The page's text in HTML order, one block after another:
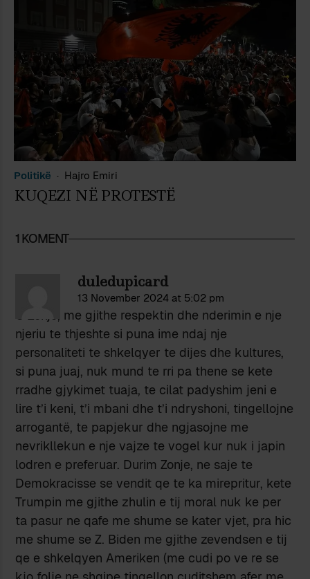
Politikë Hajro Emiri
KUQEZI NË PROTESTË
1 KOMENT
duledupicard
13 November 2024 at 5:02 pm
O Zonje, me gjithe respektin dhe nderimin e nje
njeriu te thjeshte si puna ime ndaj nje
personaliteti te shkelqyer te dijes dhe kultures,
si puna juaj, nuk mund te rri pa thene se kete
rradhe gjykimet tuaja, te cilat padyshim jeni e
lire t’i keni, t’i mbani dhe t’i ndryshoni, tingellojne
arrogantë, te papjekur dhe ngjasojne me
nevrikllekun e nje vajze te vogel kur nuk i japin
lodren e preferuar. Durim Zonje, ne saje te
Demokracisse se vendit qe te ka mirepritur, kete
Trumpin me gjithe zhulin e tij moral nuk ke per
ta pasur ne qafe me shume se kater vjet, pra hic
me shume se Z. Biden me gjithe zevendsen e tij
qe e shkelqyen Ameriken (me cudi po ve re se